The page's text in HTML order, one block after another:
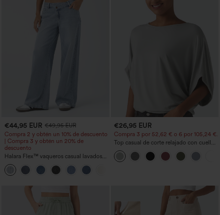
€44,95 EUR €49,95 EUR
Compra 2 y obtén un 10% de descuento
| Compra 3 y obtén un 20% de
descuento
Halara Flex™ vaqueros casual lavados
asimétricos de tiro bajo con bolsillos
con cremallera, corte baggy y pierna
ancha
€26,95 EUR
Compra 3 por 52,62 € o 6 por 105,24 €.
Top casual de corte relajado con cuello
redondo y mangas murciélago.